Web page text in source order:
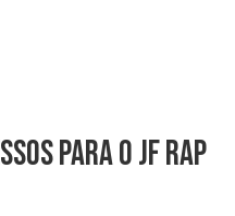
para o JF Rap